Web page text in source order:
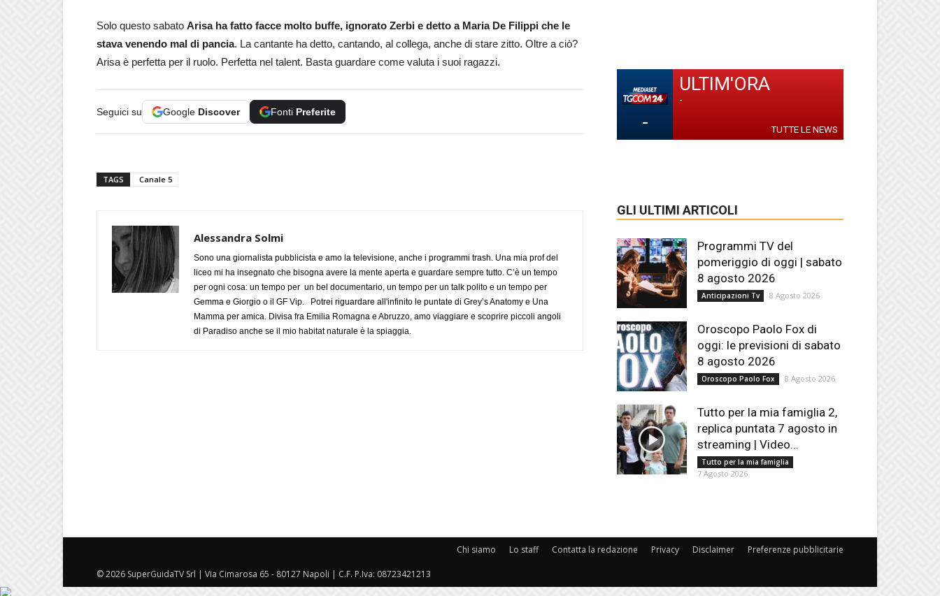
Solo questo sabato Arisa ha fatto facce molto buffe, ignorato Zerbi e detto a Maria De Filippi che le
stava venendo mal di pancia. La cantante ha detto, cantando, al collega, anche di stare zitto. Oltre a ciò?
Arisa è perfetta per il ruolo. Perfetta nel talent. Basta guardare come valuta i suoi ragazzi.
Seguici su Google Discover Fonti Preferite
TAGS Canale 5
Alessandra Solmi
Sono una giornalista pubblicista e amo la televisione, anche i programmi trash. Una mia prof del
liceo mi ha insegnato che bisogna avere la mente aperta e guardare sempre tutto. C’è un tempo
per ogni cosa: un tempo per un bel documentario, un tempo per un talk polito e un tempo per
Gemma e Giorgio o il GF Vip. Potrei riguardare all'infinito le puntate di Grey’s Anatomy e Una
Mamma per amica. Divisa fra Emilia Romagna e Abruzzo, amo viaggiare e scoprire piccoli angoli
di Paradiso anche se il mio habitat naturale è la spiaggia.
-
ULTIM'ORA
-
TUTTE LE NEWS
GLI ULTIMI ARTICOLI
Programmi TV del
pomeriggio di oggi | sabato
8 agosto 2026
Anticipazioni Tv 8 Agosto 2026
Oroscopo Paolo Fox di
oggi: le previsioni di sabato
8 agosto 2026
Oroscopo Paolo Fox 8 Agosto 2026
Tutto per la mia famiglia 2,
replica puntata 7 agosto in
streaming | Video...
Tutto per la mia famiglia
7 Agosto 2026
Chi siamo Lo staff Contatta la redazione Privacy Disclaimer Preferenze pubblicitarie
© 2026 SuperGuidaTV Srl | Via Cimarosa 65 - 80127 Napoli | C.F. P.Iva: 08723421213